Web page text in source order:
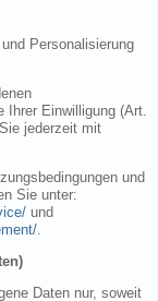
Personalisierung
Ihrer Einwilligung (Art.
jederzeit mit
und
Sie unter:
und
.
Daten nur, soweit